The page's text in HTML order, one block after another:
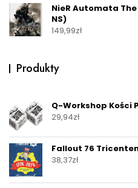
NieR Automata The
NS)
149,99zł
Produkty
Q-Workshop Kości
29,94zł
Fallout 76
38,37zł